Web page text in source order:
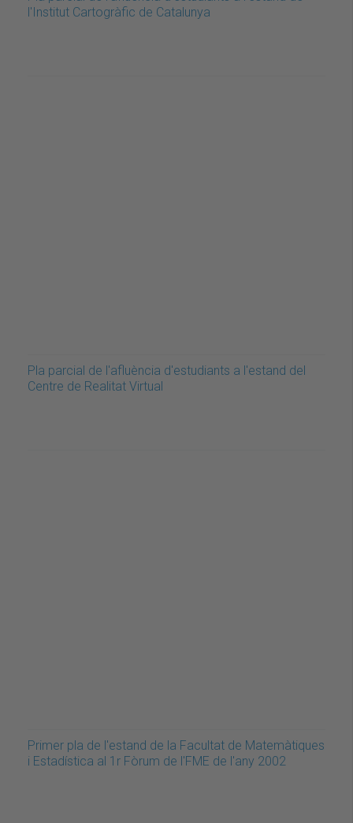
l'Institut Cartogràfic de Catalunya
Pla parcial de l'afluència d'estudiants a l'estand del
Centre de Realitat Virtual
Primer pla de l'estand de la Facultat de Matemàtiques
i Estadística al 1r Fòrum de l'FME de l'any 2002